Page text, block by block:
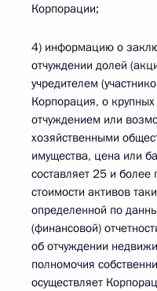
Корпорации;
4) информацию о
отчуждении долей
учредителем
Корпорация, о
отчуждением или
хозяйственными
имущества, цена или
составляет 25 и более
стоимости активов
определенной по
(финансовой)
об отчуждении
полномочия
осуществляет